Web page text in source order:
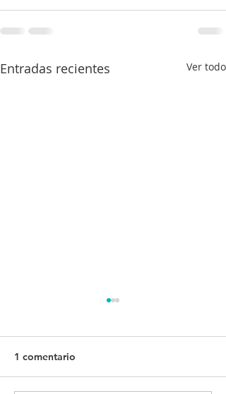
Entradas recientes Ver todo
1 comentario